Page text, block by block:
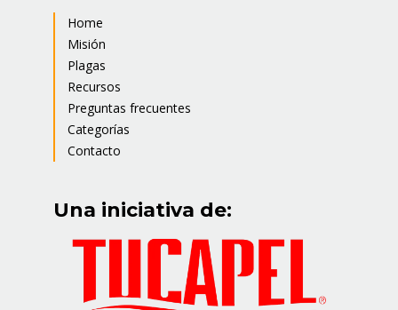
Home
Misión
Plagas
Recursos
Preguntas frecuentes
Categorías
Contacto
Una iniciativa de: